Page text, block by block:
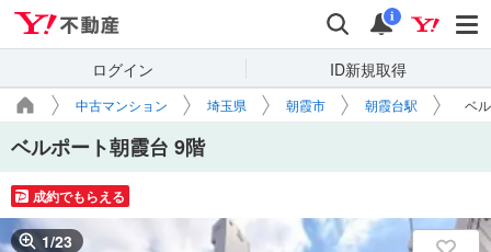
検索 通知
i
ログイン ID新規取得
中古マンション 埼玉県 朝霞市 朝霞台駅 ベ
ベルポート朝霞台 9階
成約でもらえる
1/23